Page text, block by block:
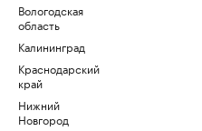
Вологодская
область
Калининград
Краснодарский
край
Нижний
Новгород